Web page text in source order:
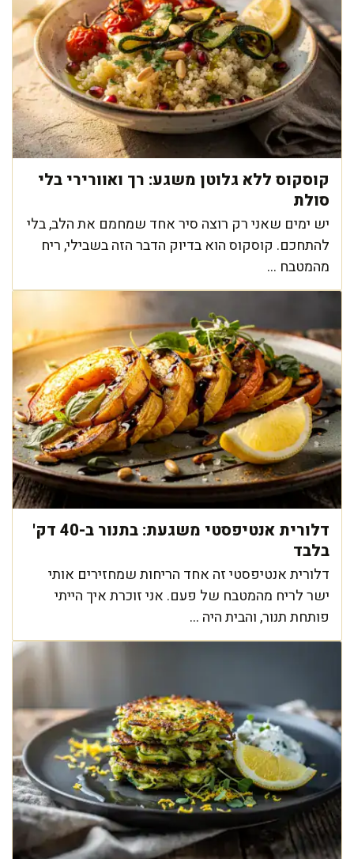
קוסקוס ללא גלוטן משגע: רך ואוורירי בלי
סולת
יש ימים שאני רק רוצה סיר אחד שמחמם את הלב, בלי
להתחכם. קוסקוס הוא בדיוק הדבר הזה בשבילי, ריח
מהמטבח ...
דלורית אנטיפסטי משגעת: בתנור ב-40 דק'
בלבד
דלורית אנטיפסטי זה אחד הריחות שמחזירים אותי
ישר לריח מהמטבח של פעם. אני זוכרת איך הייתי
פותחת תנור, והבית היה ...